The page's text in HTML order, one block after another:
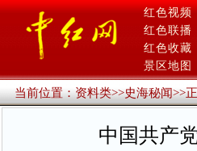
红色视频
红色联播
红色收藏
景区地图
当前位置：资料类>>史海秘闻>>
中国共产